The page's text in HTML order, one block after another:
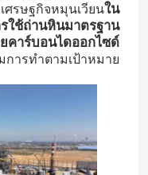
รษฐกิจหมุนเวียนใน
ช้ถ่านหินมาตรฐาน
คาร์บอนไดออกไซด์
การทําตามเป้าหมาย